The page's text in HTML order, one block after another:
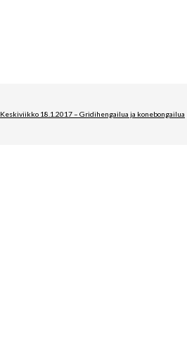
Keskiviikko 18.1.2017 – Gridihengailua ja konebongailua